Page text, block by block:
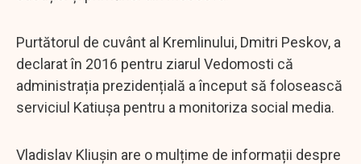
Purtătorul de cuvânt al Kremlinului, Dmitri Peskov, a
declarat în 2016 pentru ziarul Vedomosti că
administrația prezidențială a început să folosească
serviciul Katiușa pentru a monitoriza social media.
Vladislav Kliuşin are o mulțime de informații despre